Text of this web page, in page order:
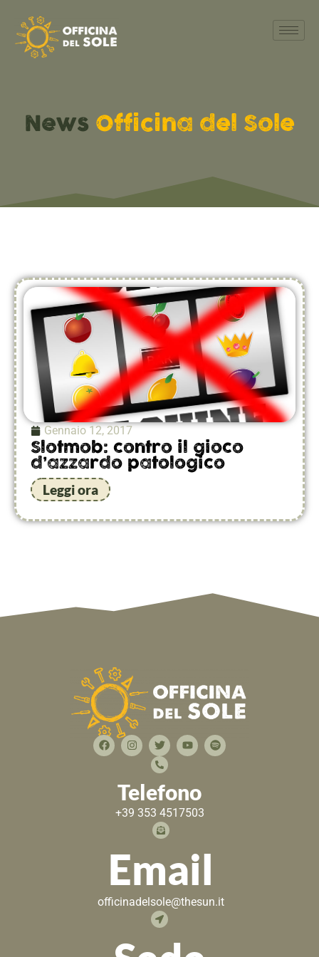
News Officina del Sole
Gennaio 12, 2017
Slotmob: contro il gioco
d’azzardo patologico
Leggi ora
Telefono
+39 353 4517503
Email
officinadelsole@thesun.it